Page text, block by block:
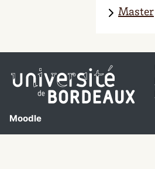
Master
Moodle